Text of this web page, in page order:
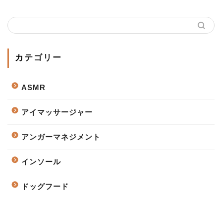
カテゴリー
ASMR
アイマッサージャー
アンガーマネジメント
インソール
ドッグフード